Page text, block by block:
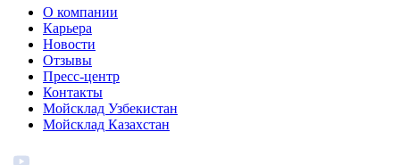
О компании
Карьера
Новости
Отзывы
Пресс-центр
Контакты
Мойсклад Узбекистан
Мойсклад Казахстан